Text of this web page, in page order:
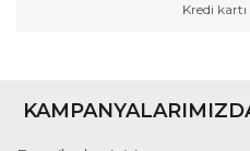
Kredi